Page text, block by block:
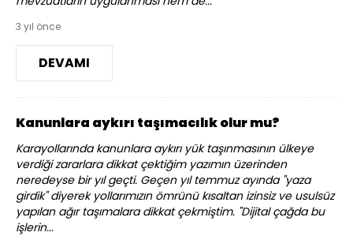
3 yıl önce
DEVAMI
Kanunlara aykırı taşımacılık olur mu?
Karayollarında kanunlara aykırı yük taşınmasının ülkeye
verdiği zararlara dikkat çektiğim yazımın üzerinden
neredeyse bir yıl geçti. Geçen yıl temmuz ayında "yaza
girdik" diyerek yollarımızın ömrünü kısaltan izinsiz ve usulsüz
yapılan ağır taşımalara dikkat çekmiştim. "Dijital çağda bu
işlerin...